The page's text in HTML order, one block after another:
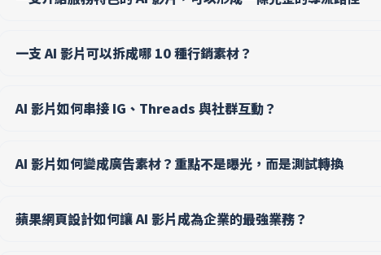
一支 AI 影片可以拆成哪 10 種行銷素材？
AI 影片如何串接 IG、Threads 與社群互動？
AI 影片如何變成廣告素材？重點不是曝光，而是測試轉換
蘋果網頁設計如何讓 AI 影片成為企業的最強業務？